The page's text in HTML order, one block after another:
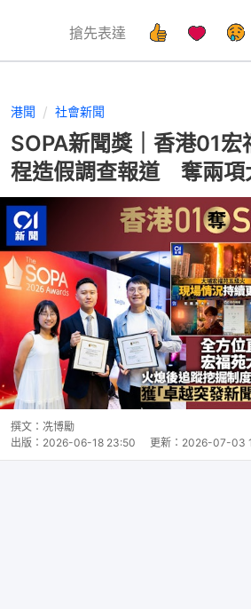
搶先表達
港聞 社會新聞
SOPA新聞獎｜香港01宏
程造假調查報道 奪兩項
撰文： 冼博勵
出版： 2026-06-18 23:50 更新： 2026-07-03